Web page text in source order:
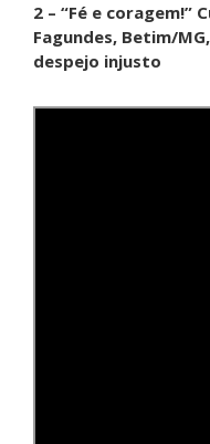
2 – “Fé e coragem!”
Fagundes, Betim/
despejo injusto